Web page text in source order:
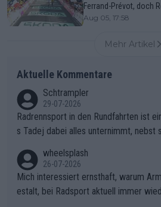
Ferrand-Prévot, doch
Aug 05, 17:58
Mehr Artikel
Aktuelle Kommentare
Schtrampler
29-07-2026
Radrennsport in den Rundfahrten ist
s Tadej dabei alles unternimmt, nebst seinen
ganze Team auch mental stark zu
olg teilzuhaben, ist ihm ganz hoch
chen weit über den Radsport hinaus.
wheelsplash
26-07-2026
Mich interessiert ernsthaft, warum
estalt, bei Radsport aktuell immer